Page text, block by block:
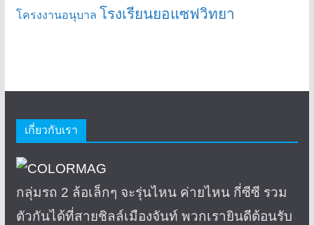
โครงงานอนุบาล โรงเรียนยอแซฟวิทยา
เกี่ยวกับเรา
กลุ่มรถ 2 ล้อเล็กๆ จะรุ่นไหน ค่ายไหน กี่ซีซี รวม
ตัวกันได้ที่สายชิลล์เมืองจันท์ พวกเรายินดีต้อนรับ